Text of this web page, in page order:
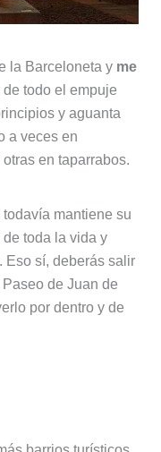
la Barceloneta y me
de todo el empuje
y aguanta
a veces en
en taparrabos.
mantiene su
toda la vida y
Eso sí, deberás salir
de Juan de
por dentro y de